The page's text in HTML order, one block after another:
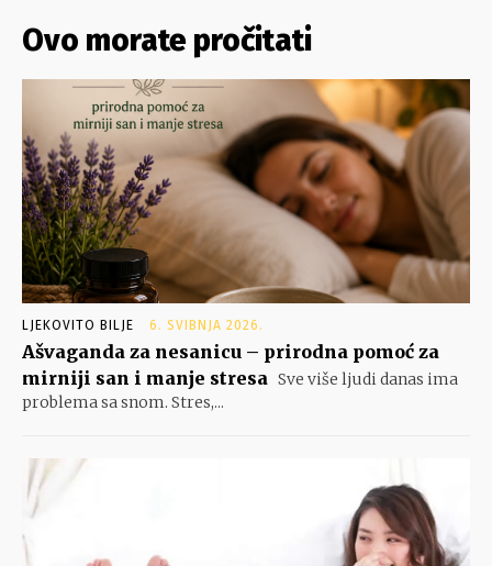
Ovo morate pročitati
LJEKOVITO BILJE 6. SVIBNJA 2026.
Ašvaganda za nesanicu – prirodna pomoć za
mirniji san i manje stresa Sve više ljudi danas ima
problema sa snom. Stres,...